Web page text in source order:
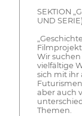
SEKTION
UND SERIE)
Wir
vielfältige
sich mit ihr
aber auch
Themen.